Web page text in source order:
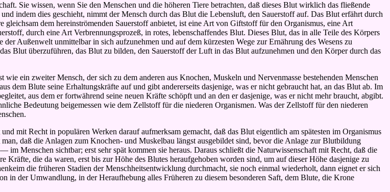
Sie wissen, wenn Sie den Menschen und die höheren Tiere betrachten, daß dieses Blut wirklich das fließende
indem dies geschieht, nimmt der Mensch durch das Blut die Lebensluft, den Sauerstoff auf. Das Blut erfährt durch
dem hereinströmenden Sauerstoff anbietet, ist eine Art von Giftstoff für den Organismus, eine Art
durch eine Art Verbrennungsprozeß, in rotes, lebenschaffendes Blut. Dieses Blut, das in alle Teile des Körpers
Außenwelt unmittelbar in sich aufzunehmen und auf dem kürzesten Wege zur Ernährung des Wesens zu
Blut überzuführen, das Blut zu bilden, den Sauerstoff der Luft in das Blut aufzunehmen und den Körper durch das
ein zweiter Mensch, der sich zu dem anderen aus Knochen, Muskeln und Nervenmasse bestehenden Menschen
Blute seine Erhaltungskräfte auf und gibt andererseits dasjenige, was er nicht gebraucht hat, an das Blut ab. Im
aus dem er fortwährend seine neuen Kräfte schöpft und an den er dasjenige, was er nicht mehr braucht, abgibt.
Bedeutung beigemessen wie dem Zellstoff für die niederen Organismen. Was der Zellstoff für den niederen
mit Recht in populären Werken darauf aufmerksam gemacht, daß das Blut eigentlich am spätesten im Organismus
daß die Anlagen zum Knochen- und Muskelbau längst ausgebildet sind, bevor die Anlage zur Blutbildung
Menschen sichtbar; erst sehr spät kommen sie heraus. Daraus schließt die Naturwissenschaft mit Recht, daß die
die da waren, erst bis zur Höhe des Blutes heraufgehoben worden sind, um auf dieser Höhe dasjenige zu
die früheren Stadien der Menschheitsentwicklung durchmacht, sie noch einmal wiederholt, dann eignet er sich
in der Umwandlung, in der Heraufhebung alles Früheren zu diesem besonderen Saft, dem Blute, die Krone